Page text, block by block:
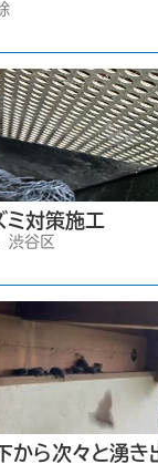
対策施工
渋谷区
下から次々と湧